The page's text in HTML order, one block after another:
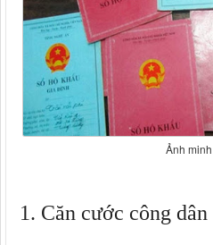
Ảnh
1. Căn cước công